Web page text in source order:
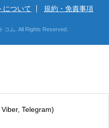
Telegram)
について 規約・免責事項
コム. All Rights Reserved.